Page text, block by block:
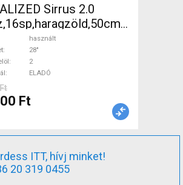
Sirrus 2.0
cross tárcsafék
ELADÓ
használt
28"
2
ELADÓ
Ft
ITT, hívj minket!
20 319 0455